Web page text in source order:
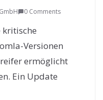
0 Comments
kritische
Versionen
ermöglicht
Ein Update